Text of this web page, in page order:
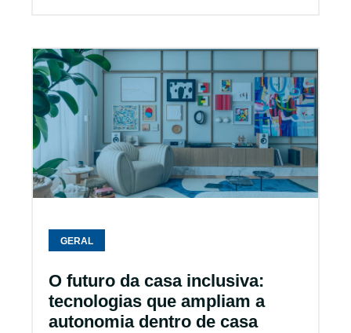
GERAL
O futuro da casa inclusiva:
tecnologias que ampliam a
autonomia dentro de casa